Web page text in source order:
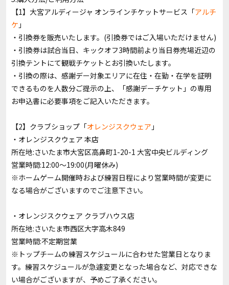
【1】大宮アルディージャ オンラインチケットサービス「アルチ
ケ 」
・引換券を販売いたします。(引換券ではご入場いただけません)
・引換券は試合当日、キックオフ3時間前より当日券売場近辺の
引換テントにて観戦チケットとお引換いたします。
・引換の際は、感謝デー対象エリアに在住・在勤・在学を証明
できるものを人数分ご提示の上、「感謝デーチケット」の専用
お申込書に必要事項をご記入いただきます。
【2】クラブショップ「オレンジスクウェア 」
・オレンジスクウェア 本店
所在地:さいたま市大宮区高鼻町1-20-1 大宮中央ビルディング
営業時間:12:00～19:00(月曜休み)
※ホームゲーム開催時および練習日程により営業時間が変更に
なる場合がございますのでご注意下さい。
・オレンジスクウェア クラブハウス店
所在地:さいたま市西区大字高木849
営業時間:不定期営業
※トップチームの練習スケジュールに合わせた営業日となりま
す。練習スケジュールが急遽変更となった場合など、対応できな
い場合がございますが、予めご了承ください。